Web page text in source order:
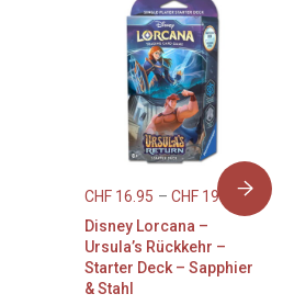
CHF 16.95 – CHF 19.95
Disney Lorcana –
Ursula’s Rückkehr –
Starter Deck – Sapphier
& Stahl